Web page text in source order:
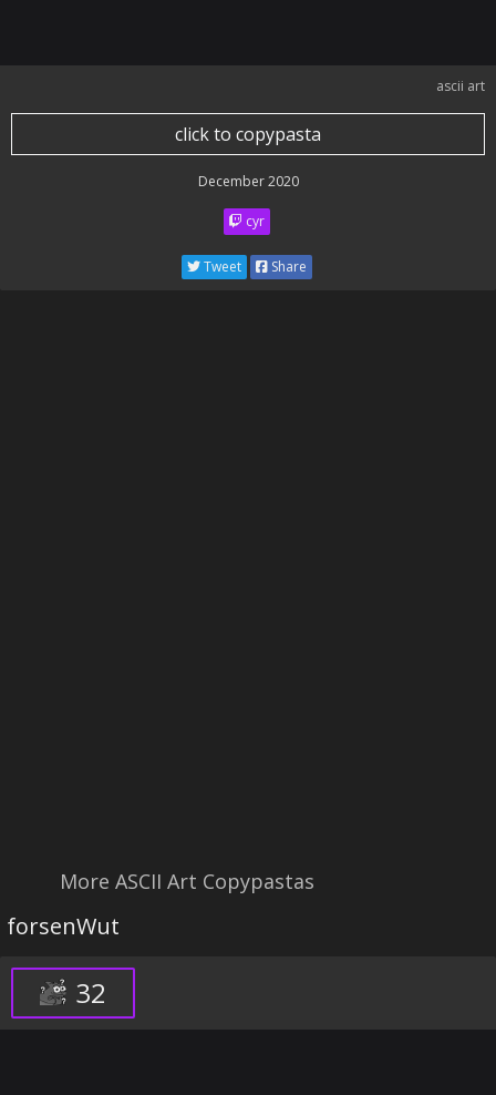
ascii art
click to copypasta
December 2020
cyr
Tweet Share
More ASCII Art Copypastas
forsenWut
32